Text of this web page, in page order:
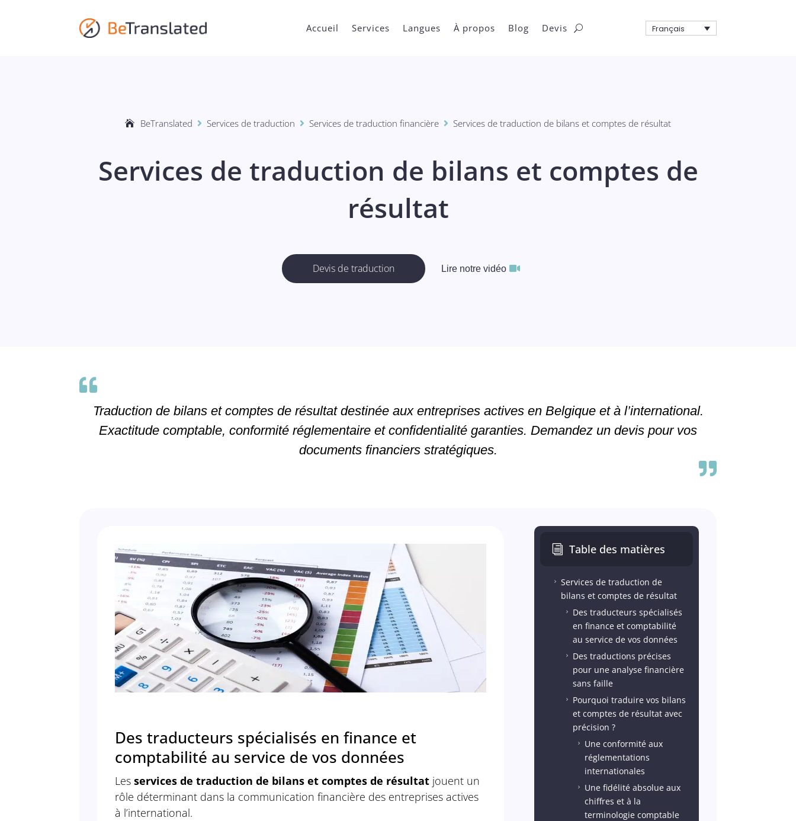
Accueil Services Langues À propos Blog Devis Français
BeTranslated  Services de traduction  Services de traduction financière  Services de traduction de bilans et comptes de résultat
Services de traduction de bilans et comptes de
résultat
Devis de traduction Lire notre vidéo

Traduction de bilans et comptes de résultat destinée aux entreprises actives en Belgique et à l’international.
Exactitude comptable, conformité réglementaire et confidentialité garanties. Demandez un devis pour vos
documents financiers stratégiques.

Des traducteurs spécialisés en finance et
comptabilité au service de vos données
Lesservices de traduction de bilans et comptes de résultat jouent un
rôle déterminant dans la communication financière des entreprises actives
à l’international.
i Table des matières
5
Services de traduction de
bilans et comptes de résultat
5
Des traducteurs spécialisés
en finance et comptabilité
au service de vos données
5
Des traductions précises
pour une analyse financière
sans faille
5
Pourquoi traduire vos bilans
et comptes de résultat avec
précision ?
5
Une conformité aux
réglementations
internationales
5
Une fidélité absolue aux
chiffres et à la
terminologie comptable